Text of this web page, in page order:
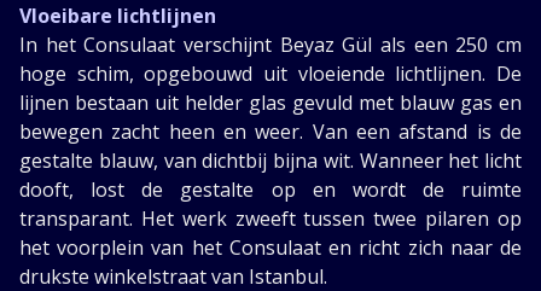
Vloeibare lichtlijnen
In het Consulaat verschijnt Beyaz Gül als een 250 cm
hoge schim, opgebouwd uit vloeiende lichtlijnen. De
lijnen bestaan uit helder glas gevuld met blauw gas en
bewegen zacht heen en weer. Van een afstand is de
gestalte blauw, van dichtbij bijna wit. Wanneer het licht
dooft, lost de gestalte op en wordt de ruimte
transparant. Het werk zweeft tussen twee pilaren op
het voorplein van het Consulaat en richt zich naar de
drukste winkelstraat van Istanbul.